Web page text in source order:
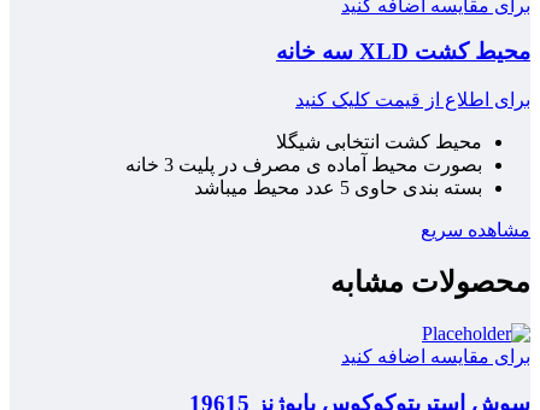
برای مقایسه اضافه کنید
محیط کشت XLD سه خانه
برای اطلاع از قیمت کلیک کنید
محیط کشت انتخابی شیگلا
بصورت محیط آماده ی مصرف در پلیت 3 خانه
بسته بندی حاوی 5 عدد محیط میباشد
مشاهده سریع
محصولات مشابه
برای مقایسه اضافه کنید
سوش استرپتوکوکوس پایوژنز 19615